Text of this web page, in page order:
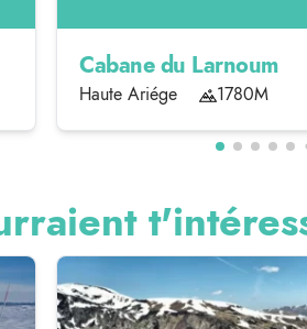
Cabane du Larnoum
Haute Ariége 1780M